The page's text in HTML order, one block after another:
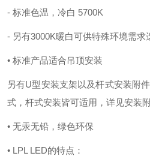
- 标准色温，冷白 5700K
- 另有3000K暖白可供特殊环境需求
• 标准产品适合吊顶安装
另有U型安装支架以及杆式安装附
式，杆式安装皆可适用，详见安装
• 无汞无铅，绿色环保
• LPL LED的特点：